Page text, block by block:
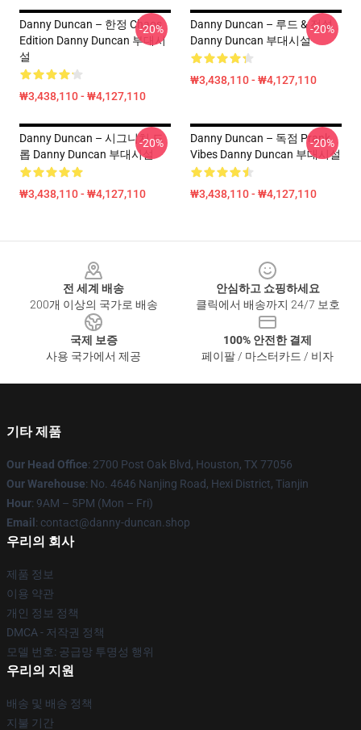
Danny Duncan – 한정 Chaos
Edition Danny Duncan 부대시
설
₩3,438,110 - ₩4,127,110
-20%
Danny Duncan – 루드 & 전설
Danny Duncan 부대시설
₩3,438,110 - ₩4,127,110
-20%
Danny Duncan – 시그니처 드
롭 Danny Duncan 부대시설
₩3,438,110 - ₩4,127,110
-20%
Danny Duncan – 독점 Prank
Vibes Danny Duncan 부대시설
₩3,438,110 - ₩4,127,110
-20%
전 세계 배송
200개 이상의 국가로 배송
안심하고 쇼핑하세요
클릭에서 배송까지 24/7 보호
국제 보증
사용 국가에서 제공
100% 안전한 결제
페이팔 / 마스터카드 / 비자
기타 제품
Our Head Office: 2700 Post Oak Blvd, Houston, TX 77056
Our Warehouse: No. 4646 Nanjing Road, Hexi District, Tianjin
Hour: 9AM – 5PM (Mon – Fri)
Email : contact@danny-duncan.shop
우리의 회사
제품 정보
이용 약관
개인 정보 정책
DMCA - 저작권 정책
모델 번호: 공급망 투명성 행위
우리의 지원
배송 및 배송 정책
지불 기간